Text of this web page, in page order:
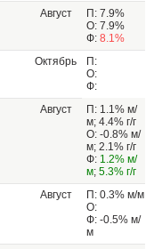
Август
П: 7.9%
О: 7.9%
Ф: 8.1%
Октябрь
П:
О:
Ф:
Август
П: 1.1% м/
м; 4.4% г/г
О: -0.8% м/
м; 2.1% г/г
Ф: 1.2% м/
м; 5.3% г/г
Август
П: 0.3% м/м
О:
Ф: -0.5% м/
м